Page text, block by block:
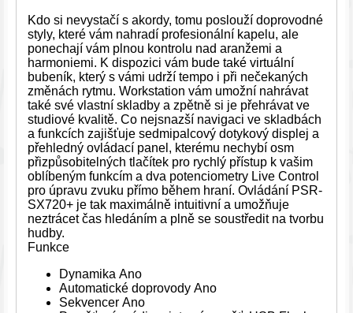
Kdo si nevystačí s akordy, tomu poslouží doprovodné
styly, které vám nahradí profesionální kapelu, ale
ponechají vám plnou kontrolu nad aranžemi a
harmoniemi. K dispozici vám bude také virtuální
bubeník, který s vámi udrží tempo i při nečekaných
změnách rytmu. Workstation vám umožní nahrávat
také své vlastní skladby a zpětně si je přehrávat ve
studiové kvalitě. Co nejsnazší navigaci ve skladbách
a funkcích zajišťuje sedmipalcový dotykový displej a
přehledný ovládací panel, kterému nechybí osm
přizpůsobitelných tlačítek pro rychlý přístup k vašim
oblíbeným funkcím a dva potenciometry Live Control
pro úpravu zvuku přímo během hraní. Ovládání PSR-
SX720+ je tak maximálně intuitivní a umožňuje
neztrácet čas hledáním a plně se soustředit na tvorbu
hudby.
Funkce
Dynamika Ano
Automatické doprovody Ano
Sekvencer Ano